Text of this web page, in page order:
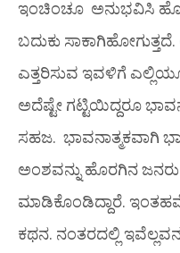
ಇಂಚಿಂಚೂ ಅನುಭವಿಸಿ
ಬದುಕು
ಎತ್ತರಿಸುವ ಇವಳಿಗೆ
ಅದೆಷ್ಟೇ ಗಟ್ಟಿಯಿದ್ದರೂ
ಸಹಜ. ಭಾವನಾತ್ಮಕವಾಗಿ
ಅಂಶವನ್ನು ಹೊರಗಿನ ಜನರು
ಮಾಡಿಕೊಂಡಿದ್ದಾರೆ.
ಕಥನ. ನಂತರದಲ್ಲಿ